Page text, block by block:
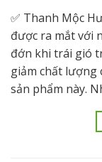
✅ Thanh Mộc
được ra mắt với
đớn khi trái gió
giảm chất lượng
sản phẩm này.